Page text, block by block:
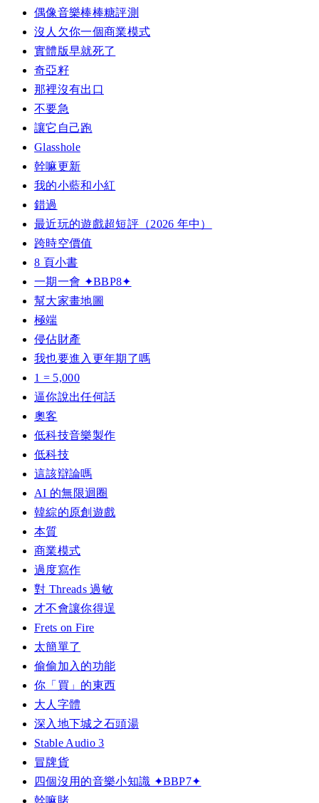
偶像音樂棒棒糖評測
沒人欠你一個商業模式
實體版早就死了
奇亞籽
那裡沒有出口
不要急
讓它自己跑
Glasshole
幹嘛更新
我的小藍和小紅
錯過
最近玩的遊戲超短評（2026 年中）
跨時空價值
8 頁小書
一期一會 ✦BBP8✦
幫大家畫地圖
極端
侵佔財產
我也要進入更年期了嗎
1 = 5,000
逼你說出任何話
奧客
低科技音樂製作
低科技
這該辯論嗎
AI 的無限迴圈
韓綜的原創遊戲
本質
商業模式
過度寫作
對 Threads 過敏
才不會讓你得逞
Frets on Fire
太簡單了
偷偷加入的功能
你「買」的東西
大人字體
深入地下城之石頭湯
Stable Audio 3
冒牌貨
四個沒用的音樂小知識 ✦BBP7✦
幹嘛賭